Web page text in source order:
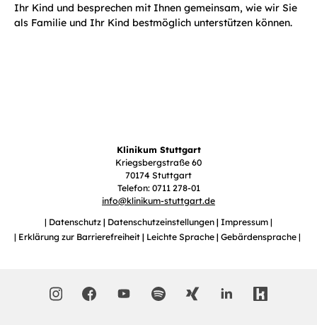
Ihr Kind und besprechen mit Ihnen gemeinsam, wie wir Sie
als Familie und Ihr Kind bestmöglich unterstützen können.
Klinikum Stuttgart
Kriegsbergstraße 60
70174 Stuttgart
Telefon: 0711 278-01
info@klinikum-stuttgart.de
Datenschutz
Datenschutzeinstellungen Impressum
Erklärung zur Barrierefreiheit
Leichte Sprache Gebärdensprache